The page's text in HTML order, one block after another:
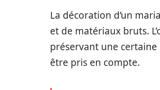
La décoration d’un
et de matériaux bruts.
préservant une
être pris en compte.